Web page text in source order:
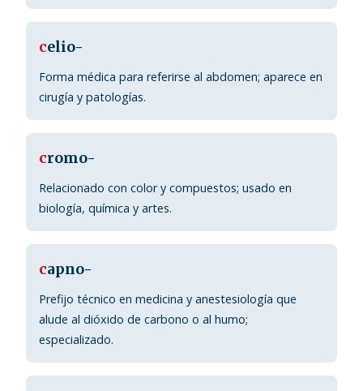
celio-
Forma médica para referirse al abdomen; aparece en
cirugía y patologías.
cromo-
Relacionado con color y compuestos; usado en
biología, química y artes.
capno-
Prefijo técnico en medicina y anestesiología que
alude al dióxido de carbono o al humo;
especializado.